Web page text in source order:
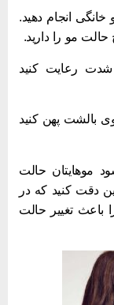
انجام دهید.
مو را دارید.
رعایت کنید
پهن کنید
حالت
دقت کنید که در
تغییر حالت